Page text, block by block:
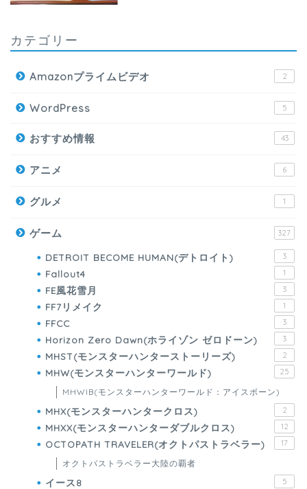
カテゴリー
Amazonプライムビデオ 2
WordPress 5
おすすめ情報 43
アニメ 6
グルメ 1
ゲーム 327
DETROIT BECOME HUMAN(デトロイト) 3
Fallout4 1
FE風花雪月 3
FF7リメイク 1
FFCC 3
Horizon Zero Dawn(ホライゾン ゼロドーン) 3
MHST(モンスターハンターストーリーズ) 2
MHW(モンスターハンターワールド) 25
MHWIB(モンスターハンターワールド：アイスボーン)
MHX(モンスターハンタークロス) 2
MHXX(モンスターハンターダブルクロス) 12
OCTOPATH TRAVELER(オクトパストラベラー) 17
オクトパストラベラー大陸の覇者
イース8 5